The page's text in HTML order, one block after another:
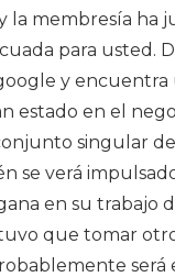
la membresía ha
para usted.
y
estado en el
singular
se verá
en su trabajo
que tomar otro